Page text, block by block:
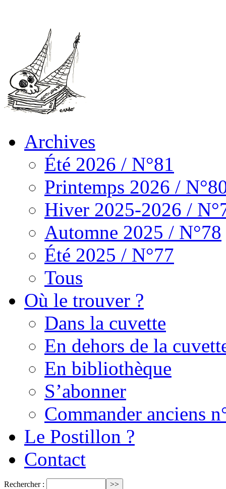
Archives
Été 2026 / N°81
Printemps 2026 /
Hiver 2025-2026 /
Automne 2025 / N°78
Été 2025 / N°77
Tous
Où le trouver ?
Dans la cuvette
En dehors de la
En bibliothèque
S’abonner
Commander anciens
Le Postillon ?
Contact
Rechercher :